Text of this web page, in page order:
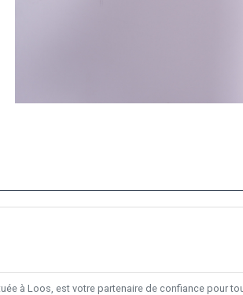
à Loos, est votre partenaire de confiance pour